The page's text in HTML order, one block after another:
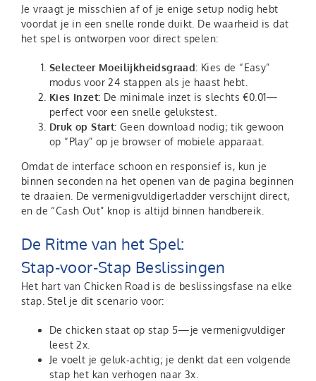
Je vraagt je misschien af of je enige setup nodig hebt
voordat je in een snelle ronde duikt. De waarheid is dat
het spel is ontworpen voor direct spelen:
Selecteer Moeilijkheidsgraad: Kies de “Easy”
modus voor 24 stappen als je haast hebt.
Kies Inzet: De minimale inzet is slechts €0.01—
perfect voor een snelle gelukstest.
Druk op Start: Geen download nodig; tik gewoon
op “Play” op je browser of mobiele apparaat.
Omdat de interface schoon en responsief is, kun je
binnen seconden na het openen van de pagina beginnen
te draaien. De vermenigvuldigerladder verschijnt direct,
en de “Cash Out” knop is altijd binnen handbereik.
De Ritme van het Spel:
Stap‑voor‑Stap Beslissingen
Het hart van Chicken Road is de beslissingsfase na elke
stap. Stel je dit scenario voor:
De chicken staat op stap 5—je vermenigvuldiger
leest 2x.
Je voelt je geluk‑achtig; je denkt dat een volgende
stap het kan verhogen naar 3x.